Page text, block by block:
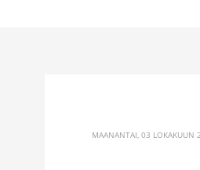
MAANANTAI, 03 LOKAKUUN